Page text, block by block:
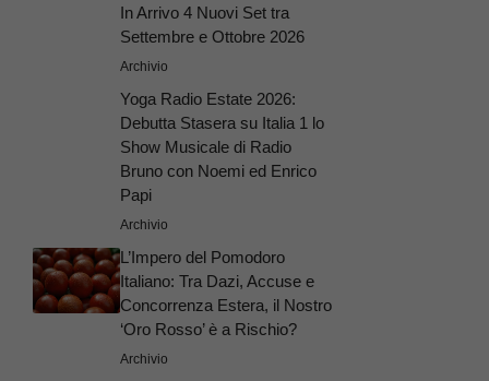
In Arrivo 4 Nuovi Set tra
Settembre e Ottobre 2026
Archivio
Yoga Radio Estate 2026:
Debutta Stasera su Italia 1 lo
Show Musicale di Radio
Bruno con Noemi ed Enrico
Papi
Archivio
L’Impero del Pomodoro
Italiano: Tra Dazi, Accuse e
Concorrenza Estera, il Nostro
‘Oro Rosso’ è a Rischio?
Archivio